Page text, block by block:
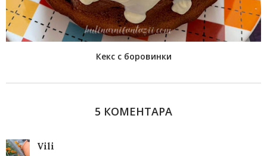
Кекс с боровинки
5 КОМЕНТАРА
Vili